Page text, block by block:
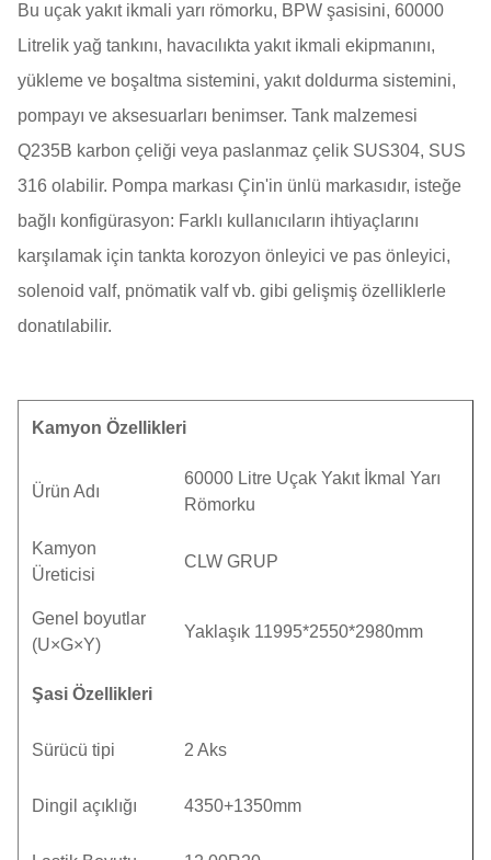
Bu uçak yakıt ikmali yarı römorku, BPW şasisini, 60000
Litrelik yağ tankını, havacılıkta yakıt ikmali ekipmanını,
yükleme ve boşaltma sistemini, yakıt doldurma sistemini,
pompayı ve aksesuarları benimser. Tank malzemesi
Q235B karbon çeliği veya paslanmaz çelik SUS304, SUS
316 olabilir. Pompa markası Çin'in ünlü markasıdır, isteğe
bağlı konfigürasyon: Farklı kullanıcıların ihtiyaçlarını
karşılamak için tankta korozyon önleyici ve pas önleyici,
solenoid valf, pnömatik valf vb. gibi gelişmiş özelliklerle
donatılabilir.
Kamyon Özellikleri
Ürün Adı
60000 Litre Uçak Yakıt İkmal Yarı
Römorku
Kamyon
Üreticisi
CLW GRUP
Genel boyutlar
(U×G×Y)
Yaklaşık 11995*2550*2980mm
Şasi Özellikleri
Sürücü tipi 2 Aks
Dingil açıklığı 4350+1350mm